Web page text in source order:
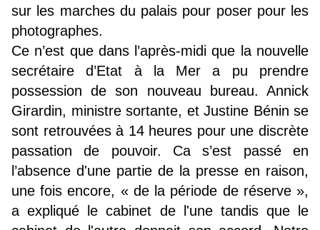
sur les marches du palais pour poser pour les
photographes.
Ce n’est que dans l’après-midi que la nouvelle
secrétaire d’Etat à la Mer a pu prendre
possession de son nouveau bureau. Annick
Girardin, ministre sortante, et Justine Bénin se
sont retrouvées à 14 heures pour une discrète
passation de pouvoir. Ca s’est passé en
l’absence d'une partie de la presse en raison,
une fois encore, « de la période de réserve »,
a expliqué le cabinet de l'une tandis que le